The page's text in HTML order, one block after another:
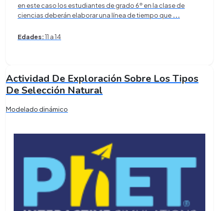
en este caso los estudiantes de grado 6º en la clase de
ciencias deberán elaborar una línea de tiempo que ...
Edades:11 a 14
Actividad De Exploración Sobre Los Tipos
De Selección Natural
Modelado dinámico